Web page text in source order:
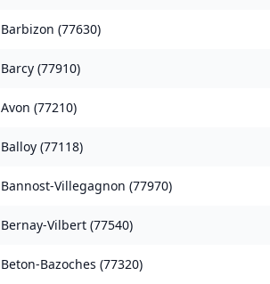
Barbizon (77630)
Barcy (77910)
Avon (77210)
Balloy (77118)
Bannost-Villegagnon (77970)
Bernay-Vilbert (77540)
Beton-Bazoches (77320)